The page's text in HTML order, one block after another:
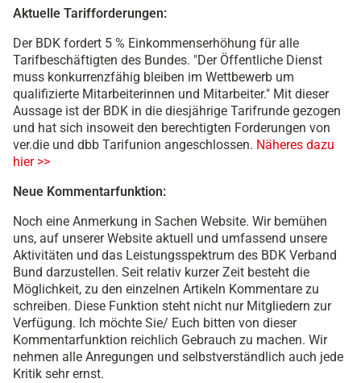
Aktuelle Tarifforderungen:
Der BDK fordert 5 % Einkommenserhöhung für alle
Tarifbeschäftigten des Bundes. "Der Öffentliche Dienst
muss konkurrenzfähig bleiben im Wettbewerb um
qualifizierte Mitarbeiterinnen und Mitarbeiter." Mit dieser
Aussage ist der BDK in die diesjährige Tarifrunde gezogen
und hat sich insoweit den berechtigten Forderungen von
ver.die und dbb Tarifunion angeschlossen. Näheres dazu
hier >>
Neue Kommentarfunktion:
Noch eine Anmerkung in Sachen Website. Wir bemühen
uns, auf unserer Website aktuell und umfassend unsere
Aktivitäten und das Leistungsspektrum des BDK Verband
Bund darzustellen. Seit relativ kurzer Zeit besteht die
Möglichkeit, zu den einzelnen Artikeln Kommentare zu
schreiben. Diese Funktion steht nicht nur Mitgliedern zur
Verfügung. Ich möchte Sie/ Euch bitten von dieser
Kommentarfunktion reichlich Gebrauch zu machen. Wir
nehmen alle Anregungen und selbstverständlich auch jede
Kritik sehr ernst.